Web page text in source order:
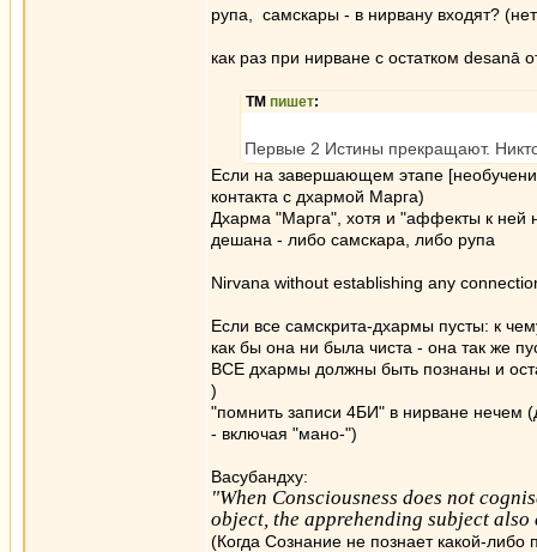
рупа, самскары - в нирвану входят?
как раз при нирване с остатком desanā
ТМ пишет:
Первые 2 Истины прекращают.
Если на завершающем этапе
контакта с дхармой Марга)
Дхарма "Марга", хотя и "аффекты к ней
дешана - либо самскара, либо рупа
Nirvana without establishing any
Если все самскрита-дхармы пусты: к
как бы она ни была чиста - она так же
ВСЕ дхармы должны быть познаны и
)
"помнить записи 4БИ" в нирване нечем
- включая "мано-")
Васубандху:
"When Consciousness does not
object, the apprehending subject also
(Когда Сознание не познает какой-либо